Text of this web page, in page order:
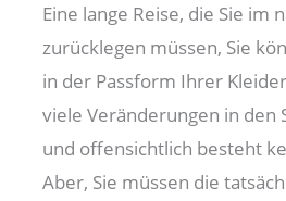
Eine lange Reise, die Sie im
zurücklegen müssen, Sie
in der Passform Ihrer
viele Veränderungen in den
und offensichtlich besteht
Aber, Sie müssen die